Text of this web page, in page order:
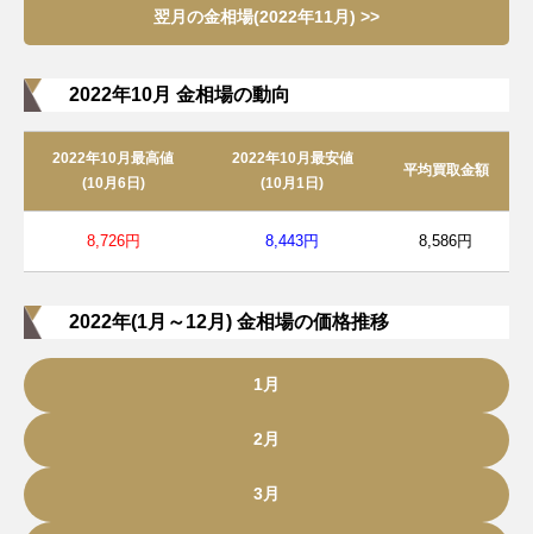
翌月の金相場(2022年11月) >>
2022年10月 金相場の動向
2022年10月最高値
(10月6日)
2022年10月最安値
(10月1日)
平均買取金額
8,726円 8,443円 8,586円
2022年(1月～12月) 金相場の価格推移
1月
2月
3月